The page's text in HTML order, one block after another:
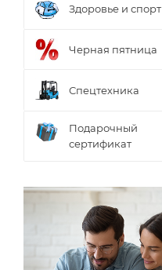
Здоровье и спорт
Черная пятница
Спецтехника
Подарочный
сертификат